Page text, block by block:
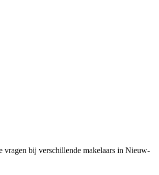
vragen bij verschillende makelaars in Nieuw-